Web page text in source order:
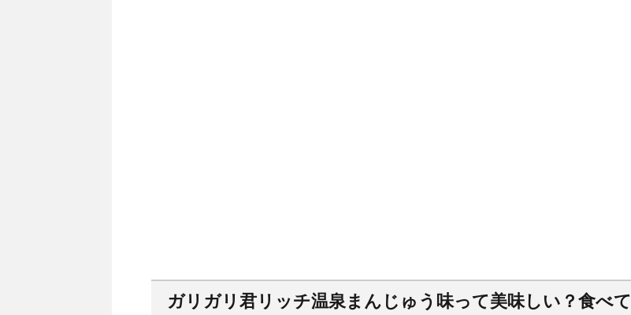
ガリガリ君リッチ温泉まんじゅう味って美味しい？食べて